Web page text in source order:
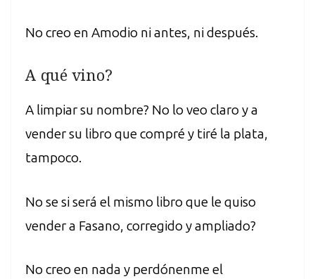
No creo en Amodio ni antes, ni después.
A qué vino?
A limpiar su nombre? No lo veo claro y a
vender su libro que compré y tiré la plata,
tampoco.
No se si será el mismo libro que le quiso
vender a Fasano, corregido y ampliado?
No creo en nada y perdónenme el